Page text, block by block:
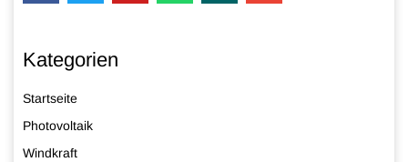
Kategorien
Startseite
Photovoltaik
Windkraft